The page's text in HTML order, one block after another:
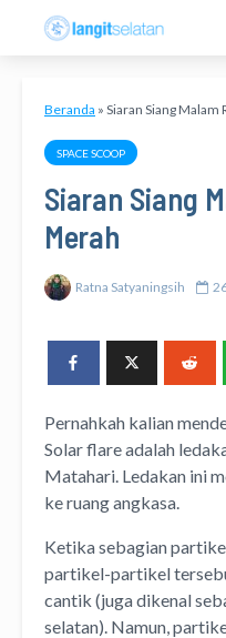
Beranda » Siaran Siang Malam
SPACE SCOOP
Siaran Siang
Merah
Ratna Satyaningsih
Pernahkah kalian
Solar flare adalah
Matahari. Ledakan ini
ke ruang angkasa.
Ketika sebagian
partikel-partikel
cantik (juga dikenal
selatan). Namun,